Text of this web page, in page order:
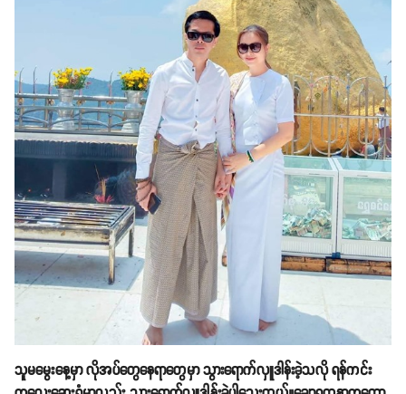
သူမမွေးနေ့မှာ လိုအပ်တွေနေရာတွေမှာ သွားရောက်လှူဒါန်းခဲ့သလို ရန်ကင်း